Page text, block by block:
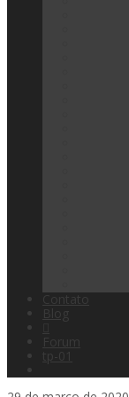
Contato
Blog
Forum
tp-01